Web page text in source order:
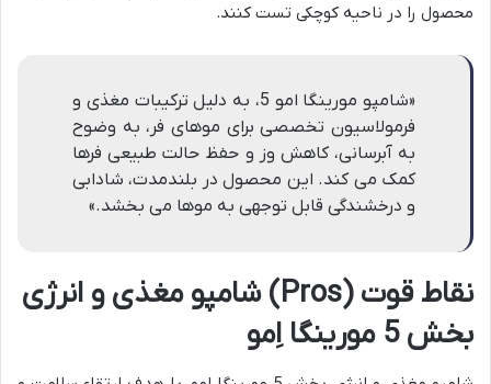
محصول را در ناحیه کوچکی تست کنند.
«شامپو مورینگا امو 5، به دلیل ترکیبات مغذی و
فرمولاسیون تخصصی برای موهای فر، به وضوح
به آبرسانی، کاهش وز و حفظ حالت طبیعی فرها
کمک می کند. این محصول در بلندمدت، شادابی
و درخشندگی قابل توجهی به موها می بخشد.»
نقاط قوت (Pros) شامپو مغذی و انرژی
بخش 5 مورینگا اِمو